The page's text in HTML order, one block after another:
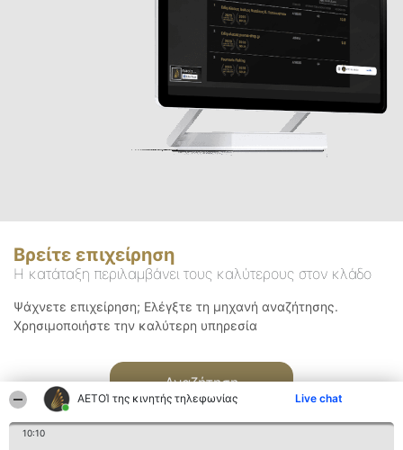
ΑΕΤΟΊ της κινητής τηλεφωνίας Live chat
10:10
Βρείτε επιχείρηση
Η κατάταξη περιλαμβάνει τους καλύτερους στον κλάδο
Ψάχνετε επιχείρηση; Ελέγξτε τη μηχανή αναζήτησης.
Χρησιμοποιήστε την καλύτερη υπηρεσία
Αναζήτηση